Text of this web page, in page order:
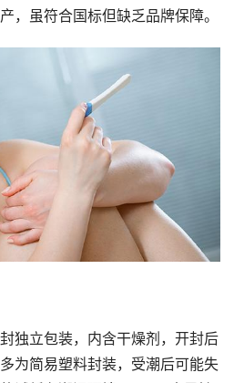
，虽符合国标但缺乏品牌保障。
独立包装，内含干燥剂，开封后
为简易塑料封装，受潮后可能失